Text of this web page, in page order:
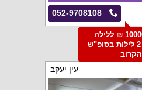
052-9708108
החל מ10000 ₪ ללילה
למזמינים 2 לילות בסופ"ש
הקרוב
עין יעקב